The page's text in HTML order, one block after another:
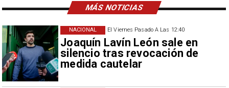
MÁS NOTICIAS
El Viernes Pasado A Las 12:40
Joaquín Lavín León sale en
silencio tras revocación de
medida cautelar
NACIONAL